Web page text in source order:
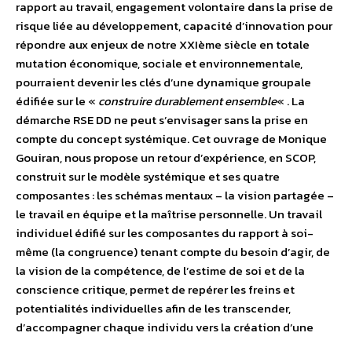
rapport au travail, engagement volontaire dans la prise de
risque liée au développement, capacité d’innovation pour
répondre aux enjeux de notre XXIème siècle en totale
mutation économique, sociale et environnementale,
pourraient devenir les clés d’une dynamique groupale
édifiée sur le « construire durablement ensemble« . La
démarche RSE DD ne peut s’envisager sans la prise en
compte du concept systémique. Cet ouvrage de Monique
Gouiran, nous propose un retour d’expérience, en SCOP,
construit sur le modèle systémique et ses quatre
composantes : les schémas mentaux – la vision partagée –
le travail en équipe et la maîtrise personnelle. Un travail
individuel édifié sur les composantes du rapport à soi-
même (la congruence) tenant compte du besoin d’agir, de
la vision de la compétence, de l’estime de soi et de la
conscience critique, permet de repérer les freins et
potentialités individuelles afin de les transcender,
d’accompagner chaque individu vers la création d’une